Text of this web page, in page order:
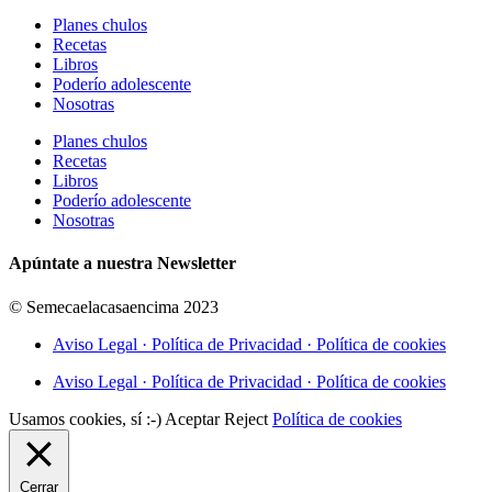
Planes chulos
Recetas
Libros
Poderío adolescente
Nosotras
Planes chulos
Recetas
Libros
Poderío adolescente
Nosotras
Apúntate a nuestra Newsletter
© Semecaelacasaencima 2023
Aviso Legal · Política de Privacidad · Política de cookies
Aviso Legal · Política de Privacidad · Política de cookies
Usamos cookies, sí :-) Aceptar Reject Política de cookies
Cerrar